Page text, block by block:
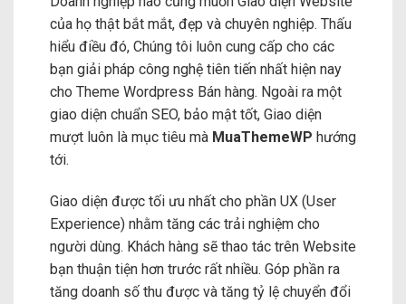
của họ thật bắt mắt, đẹp và chuyên nghiệp. Thấu
hiểu điều đó, Chúng tôi luôn cung cấp cho các
bạn giải pháp công nghệ tiên tiến nhất hiện nay
cho Theme Wordpress Bán hàng. Ngoài ra một
giao diện chuẩn SEO, bảo mật tốt, Giao diện
mượt luôn là mục tiêu mà MuaThemeWP hướng
tới.
Giao diện được tối ưu nhất cho phần UX (User
Experience) nhằm tăng các trải nghiệm cho
người dùng. Khách hàng sẽ thao tác trên Website
bạn thuận tiện hơn trước rất nhiều. Góp phần ra
tăng doanh số thu được và tăng tỷ lệ chuyển đổi